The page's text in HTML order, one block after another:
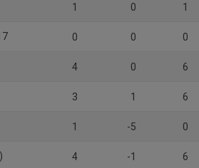
1 0 1
0 0 0
4 0 6
3 1 6
1 -5 0
4 -1 6